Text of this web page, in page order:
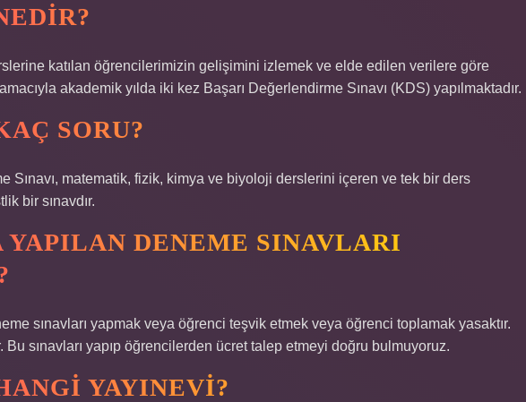
katılan öğrencilerimizin gelişimini izlemek ve elde edilen verilere göre
akademik yılda iki kez Başarı Değerlendirme Sınavı (KDS) yapılmaktadır.
SORU?
Sınavı, matematik, fizik, kimya ve biyoloji derslerini içeren ve tek bir ders
bir sınavdır.
DENEME SINAVLARI
sınavları yapmak veya öğrenci teşvik etmek veya öğrenci toplamak yasaktır.
sınavları yapıp öğrencilerden ücret talep etmeyi doğru bulmuyoruz.
YAYINEVI?